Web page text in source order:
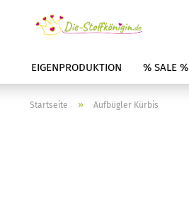
EIGENPRODUKTION % SALE %
Startseite » Aufbügler Kürbis